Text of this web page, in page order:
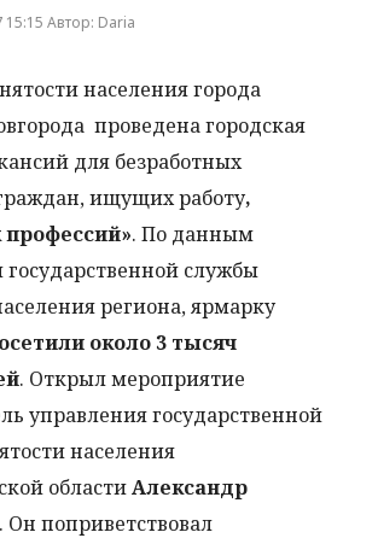
15:15 Автор: Daria
населения города
проведена городская
для безработных
ищущих работу,
. По данным
государственной службы
региона, ярмарку
около 3 тысяч
. Открыл мероприятие
управления государственной
населения
областиАлександр
. Он поприветствовал